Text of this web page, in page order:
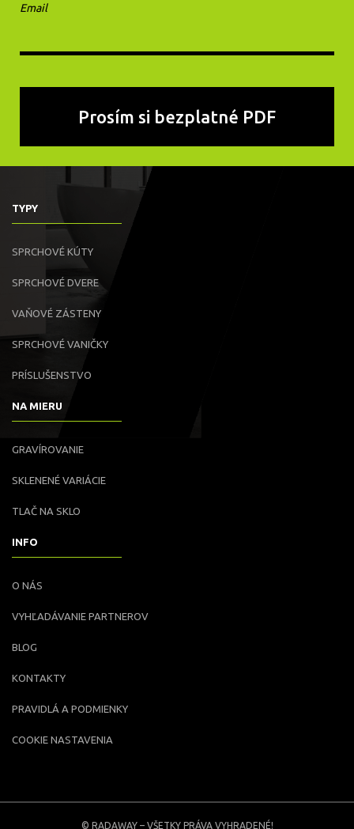
TYPY
SPRCHOVÉ KÚTY
SPRCHOVÉ DVERE
VAŇOVÉ ZÁSTENY
SPRCHOVÉ VANIČKY
PRÍSLUŠENSTVO
NA MIERU
GRAVÍROVANIE
SKLENENÉ VARIÁCIE
TLAČ NA SKLO
INFO
O NÁS
VYHĽADÁVANIE PARTNEROV
BLOG
KONTAKTY
PRAVIDLÁ A PODMIENKY
COOKIE NASTAVENIA
Email
© RADAWAY – VŠETKY PRÁVA VYHRADENÉ!